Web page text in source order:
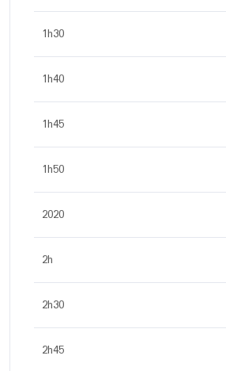
1h30
1h40
1h45
1h50
2020
2h
2h30
2h45